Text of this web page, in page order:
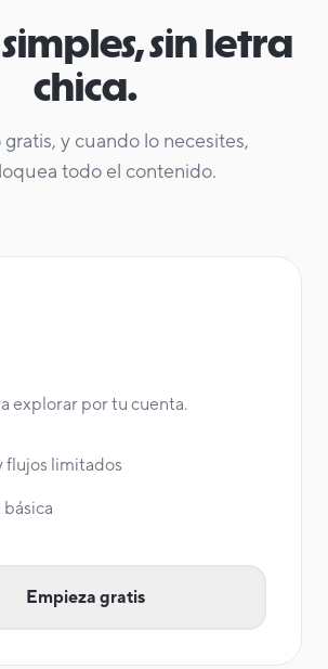
sin letra
chica.
y cuando lo necesites,
todo el contenido.
explorar por tu cuenta.
flujos limitados
Empieza gratis